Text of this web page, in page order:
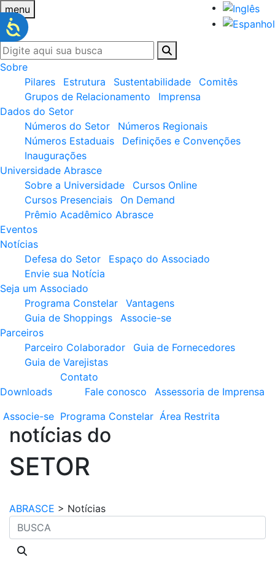
menu
Sobre
Pilares
Estrutura Sustentabilidade
Comitês
Grupos de Relacionamento
Imprensa
Dados do Setor
Números do Setor
Números Regionais
Números Estaduais
Definições e Convenções
Inaugurações
Universidade Abrasce
Sobre a Universidade
Cursos Online
Cursos Presenciais
On Demand
Prêmio Acadêmico Abrasce
Eventos
Notícias
Defesa do Setor
Espaço do Associado
Envie sua Notícia
Seja um Associado
Programa Constelar
Vantagens
Guia de Shoppings
Associe-se
Parceiros
Parceiro Colaborador
Guia de Fornecedores
Guia de Varejistas
Downloads
Contato
Fale conosco
Assessoria de Imprensa
Associe-se Programa Constelar Área Restrita
notícias do
SETOR
ABRASCE > Notícias